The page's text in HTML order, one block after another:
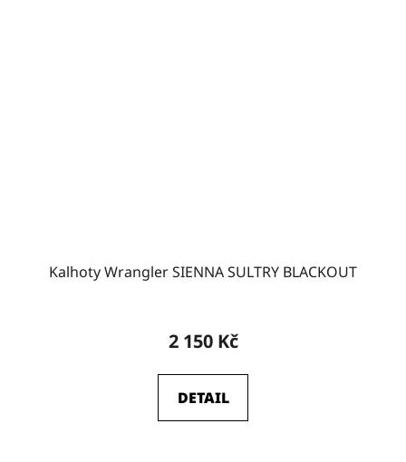
Kalhoty Wrangler SIENNA SULTRY BLACKOUT
2 150 Kč
DETAIL